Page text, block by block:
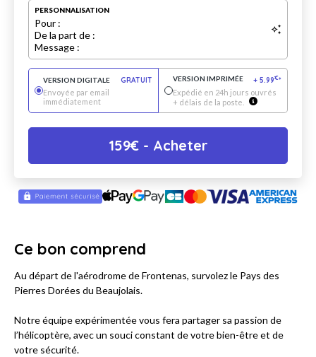
PERSONNALISATION
Pour :
De la part de :
Message :
VERSION DIGITALE
GRATUIT
Envoyée par email
immédiatement
VERSION IMPRIMÉE + 5.99€*
Expédié en 24h jours ouvrés
+ délais de la poste.
159€- Acheter
Ce bon comprend
Au départ de l'aérodrome de Frontenas, survolez le Pays des
Pierres Dorées du Beaujolais.
Notre équipe expérimentée vous fera partager sa passion de
l’hélicoptère, avec un souci constant de votre bien-être et de
votre sécurité.